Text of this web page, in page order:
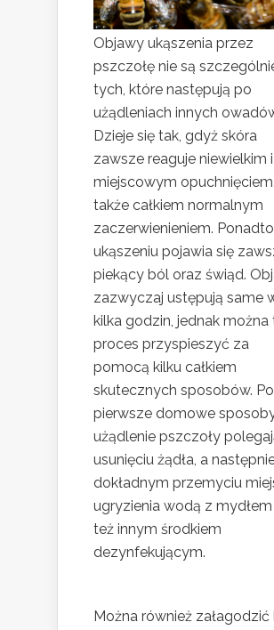
Objawy ukąszenia przez
pszczołę nie są
tych, które następują po
użądleniach innych
Dzieje się tak, gdyż skóra
zawsze reaguje niewielkim i
miejscowym
także całkiem normalnym
zaczerwienieniem.
ukąszeniu pojawia się
piekący ból oraz świąd.
zazwyczaj ustępują same
kilka godzin, jednak można
proces przyspieszyć za
pomocą kilku całkiem
skutecznych sposobów. Po
pierwsze domowe
użądlenie pszczoły
usunięciu żądła, a
dokładnym przemyciu
ugryzienia wodą z
też innym środkiem
dezynfekującym.
Można również załagodzić